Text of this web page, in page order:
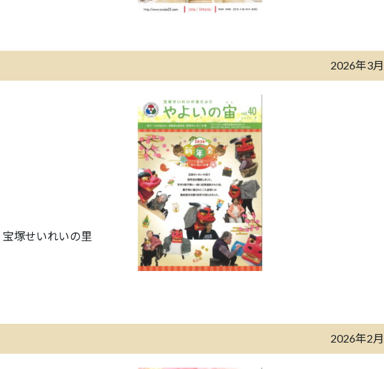
2026年3
塚せいれいの里
2026年2